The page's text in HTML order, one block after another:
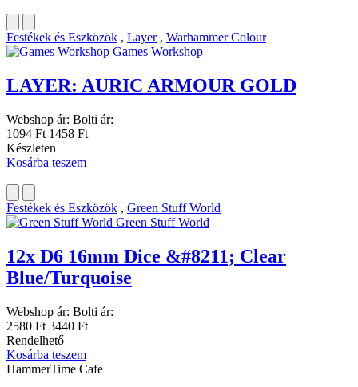
Festékek és Eszközök , Layer, Warhammer Colour
Games Workshop
LAYER: AURIC ARMOUR GOLD
Webshop ár: Bolti ár:
1094 Ft 1458 Ft
Készleten
Kosárba teszem
Festékek és Eszközök , Green Stuff World
Green Stuff World
12x D6 16mm Dice &#8211; Clear
Blue/Turquoise
Webshop ár: Bolti ár:
2580 Ft 3440 Ft
Rendelhető
Kosárba teszem
HammerTime Cafe